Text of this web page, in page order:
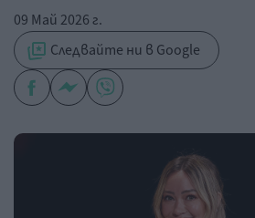
09 Май 2026 г.
Следвайте ни в Google